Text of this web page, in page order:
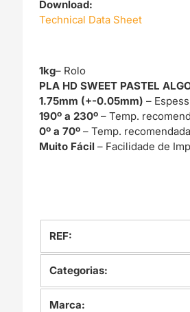
Download:
Technical Data Sheet
1kg– Rolo
PLA HD SWEET PASTEL
1.75mm (+-0.05mm) –
190º a 230º – Temp.
0º a 70º – Temp.
Muito Fácil– Facilidade de
REF:
Categorias:
Marca: